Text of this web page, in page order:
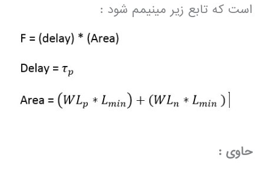
است که تابع زیر مینیمم شود :
حاوی :